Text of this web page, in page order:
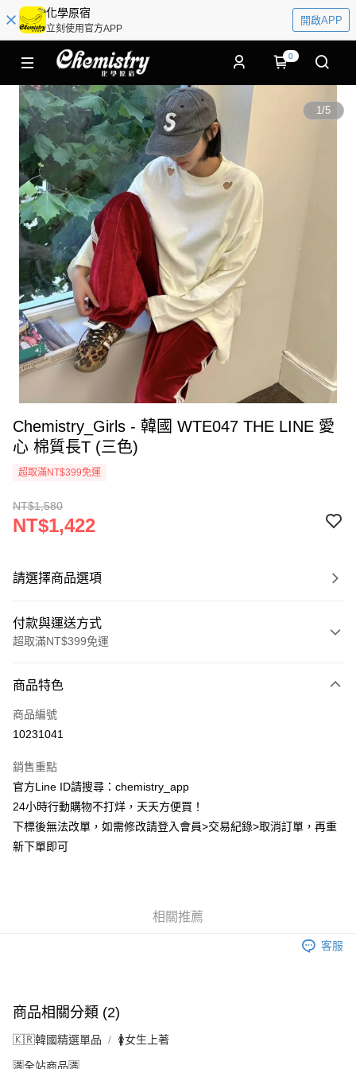
化學原宿
立刻使用官方APP
開啟APP
0
1/5
Chemistry_Girls - 韓國 WTE047 THE LINE 愛
心 棉質長T (三色)
超取滿NT$399免運
NT$1,580
NT$1,422
請選擇商品選項
付款與運送方式
超取滿NT$399免運
信用卡一次付款
超商取貨付款
Apple Pay
街口支付
悠遊付
每筆NT$60，滿NT$399(含以上)免運費
7-11取貨付款
每筆NT$60，滿NT$399(含以上)免運費
商品特色
商品編號
10231041
銷售重點
官方Line ID請搜尋：chemistry_app
24小時行動購物不打烊，天天方便買！
下標後無法改單，如需修改請登入會員>交易紀錄>取消訂單，再重
新下單即可
相關推薦
客服
商品相關分類 (2)
🇰🇷韓國精選單品 🚺女生上著
🈵全站商品🈵